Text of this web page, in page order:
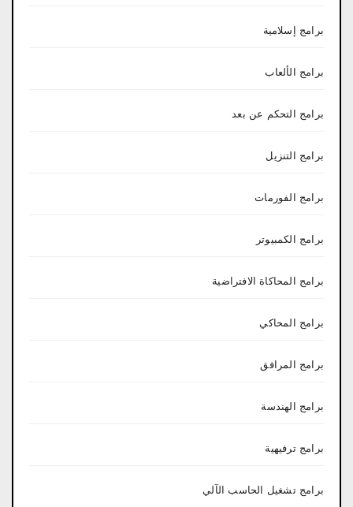
برامج إسلامية
برامج الألعاب
برامج التحكم عن بعد
برامج التنزيل
برامج الفورمات
برامج الكمبيوتر
برامج المحاكاة الافتراضية
برامج المحاكي
برامج المرافق
برامج الهندسة
برامج ترفيهية
برامج تشغيل الحاسب الآلي